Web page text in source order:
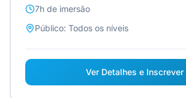
7h de imersão
Público: Todos os níveis
Ver Detalhes e Inscrever